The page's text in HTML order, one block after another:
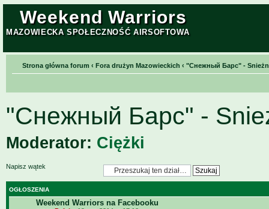
Weekend Warriors
MAZOWIECKA SPOŁECZNOŚĆ AIRSOFTOWA
Strona główna forum ‹ Fora drużyn Mazowieckich ‹ "Снежный Барс" -
"Снежный Барс" -
Moderator: Ciężki
Napisz wątek
OGŁOSZENIA
Weekend Warriors na Facebooku